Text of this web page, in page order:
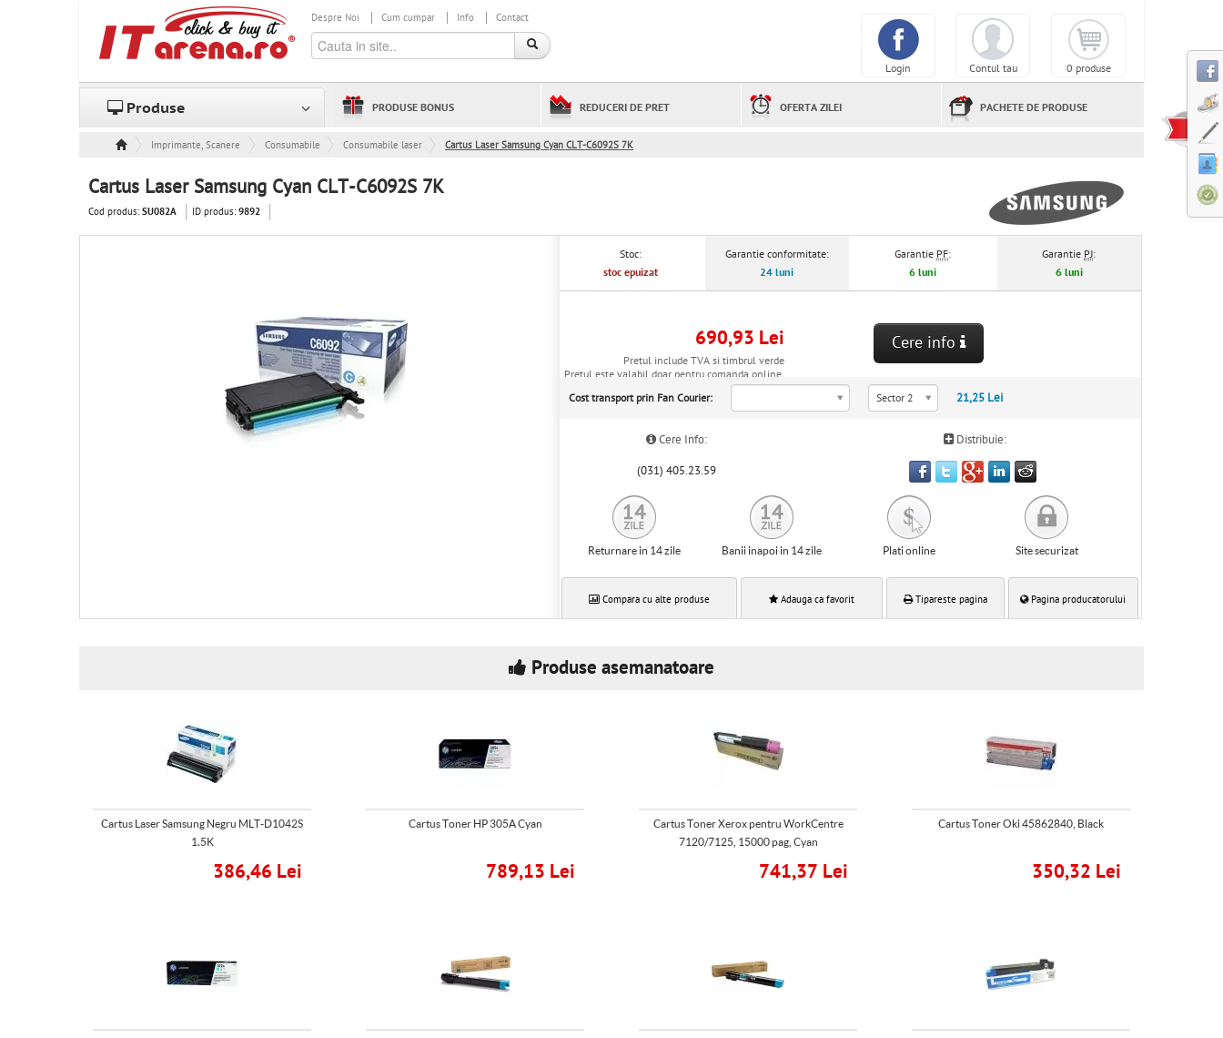
Despre Noi Cum cumpar Info Contact
0 produse
Contul tau
Login
Produse PRODUSE BONUS REDUCERI DE PRET OFERTA ZILEI PACHETE DE PRODUSE
Imprimante, Scanere & Consumabile
Consumabile Consumabile laser Cartus Laser Samsung Cyan CLT-C6092S 7K
Cartus Laser Samsung Cyan CLT-C6092S 7K
Cod produs:SU082A ID produs:9892
Stoc:
stoc epuizat
Garantie conformitate:
24 luni
Garantie PF:
6 luni
Garantie PJ:
6 luni
690,93 Lei
Pretul include TVA si timbrul verde
Pretul este valabil doar pentru comanda online.
Cere info
Cost transport prin Fan Courier: Sector 2 21,25 Lei
Cere Info: Distribuie:
(031) 405.23.59
Returnare in 14 zile Banii inapoi in 14 zile Plati online Site securizat
Compara cu alte produse Adauga ca favorit Tipareste pagina Pagina producatorului
Produse asemanatoare
Cartus Laser Samsung Negru MLT-D1042S
1.5K
386,46 Lei
Cartus Toner HP 305A Cyan
789,13 Lei
Cartus Toner Xerox pentru WorkCentre
7120/7125, 15000 pag, Cyan
741,37 Lei
Cartus Toner Oki 45862840, Black
350,32 Lei